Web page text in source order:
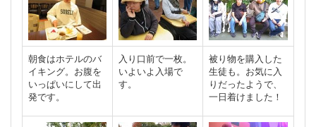
朝食はホテルのバ
イキング。お腹を
いっぱいにして出
発です。
入り口前で一枚。
いよいよ入場で
す。
被り物を購入した
生徒も。お気に入
りだったようで、
一日着けました！